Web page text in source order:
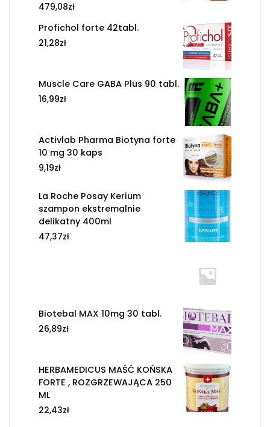
479,08zł
Profichol forte 42tabl.
21,28zł
Muscle Care GABA Plus 90 tabl.
16,99zł
Activlab Pharma Biotyna forte
10 mg 30 kaps
9,19zł
La Roche Posay Kerium
szampon ekstremalnie
delikatny 400ml
47,37zł
Biotebal MAX 10mg 30 tabl.
26,89zł
HERBAMEDICUS MAŚĆ KOŃSKA
FORTE , ROZGRZEWAJĄCA 250
ML
22,43zł